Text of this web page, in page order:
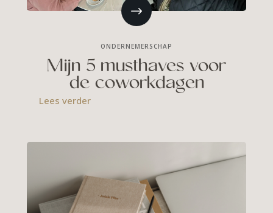
Mijn 5 musthaves voor
de coworkdagen
ONDERNEMERSCHAP
Lees verder